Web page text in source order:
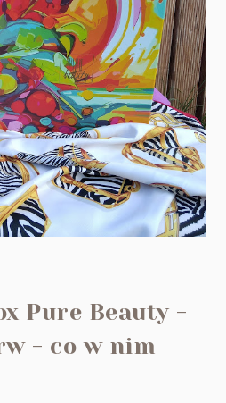
Pure Beauty -
- co w nim